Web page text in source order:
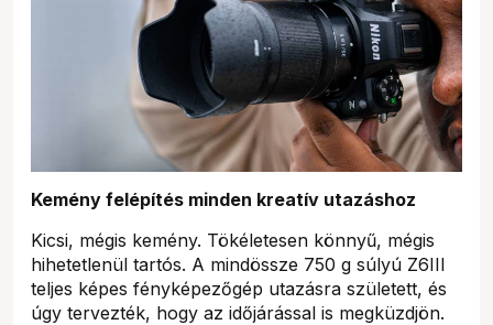
Kemény felépítés minden kreatív utazáshoz
Kicsi, mégis kemény. Tökéletesen könnyű, mégis
hihetetlenül tartós. A mindössze 750 g súlyú Z6III
teljes képes fényképezőgép utazásra született, és
úgy tervezték, hogy az időjárással is megküzdjön.